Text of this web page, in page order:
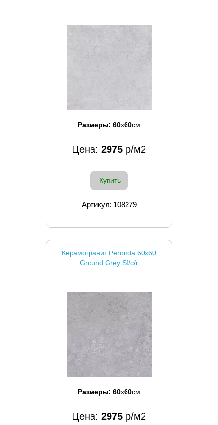
Размеры: 60x60см
Цена: 2975 р/м2
Купить
Артикул: 108279
Керамогранит Peronda 60x60
Ground Grey Sf/c/r
Размеры: 60x60см
Цена: 2975 р/м2